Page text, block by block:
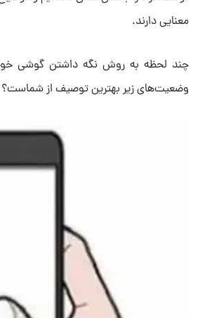
معنایی دارند.
چند لحظه به روش نگه داشتن گوشی
وضعیت‌های زیر بهترین توصیف از شماست؟